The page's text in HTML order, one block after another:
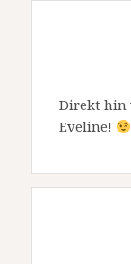
Direkt hin
Eveline!